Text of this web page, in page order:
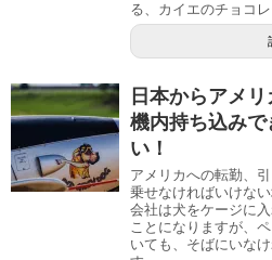
る、カイエのチョコ
日本からアメ
機内持ち込み
い！
アメリカへの転勤、
乗せなければいけな
会社は犬をケージに
ことになりますが、
いても、そばにいな